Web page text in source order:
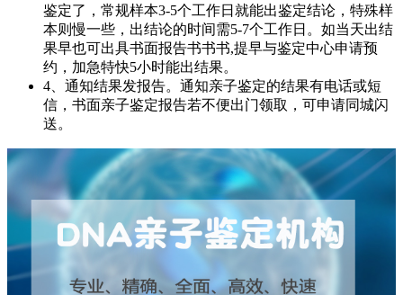
鉴定了，常规样本3-5个工作日就能出鉴定结论，特殊样
本则慢一些，出结论的时间需5-7个工作日。如当天出结
果早也可出具书面报告书书书,提早与鉴定中心申请预
约，加急特快5小时能出结果。
4、通知结果发报告。通知亲子鉴定的结果有电话或短
信，书面亲子鉴定报告若不便出门领取，可申请同城闪
送。